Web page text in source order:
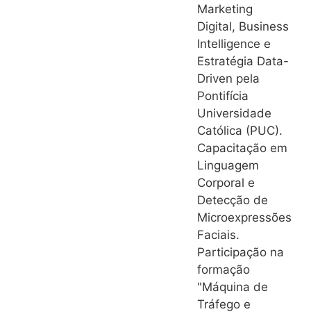
Marketing
Digital, Business
Intelligence e
Estratégia Data-
Driven pela
Pontifícia
Universidade
Católica (PUC).
Capacitação em
Linguagem
Corporal e
Detecção de
Microexpressões
Faciais.
Participação na
formação
"Máquina de
Tráfego e